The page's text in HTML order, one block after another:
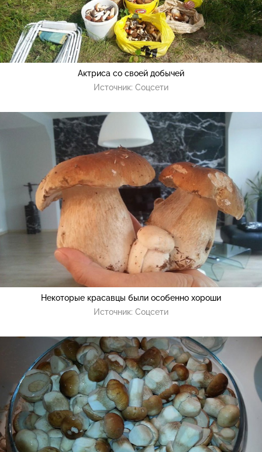
Актриса со своей добычей
Источник: Соцсети
Некоторые красавцы были особенно хороши
Источник: Соцсети